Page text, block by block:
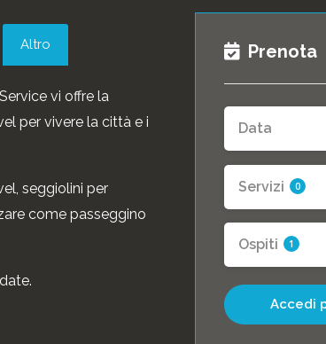
Altro
vi offre la
per vivere la città e i
seggiolini per
come passeggino
Prenota
Servizi 0
Ospiti 1
Accedi